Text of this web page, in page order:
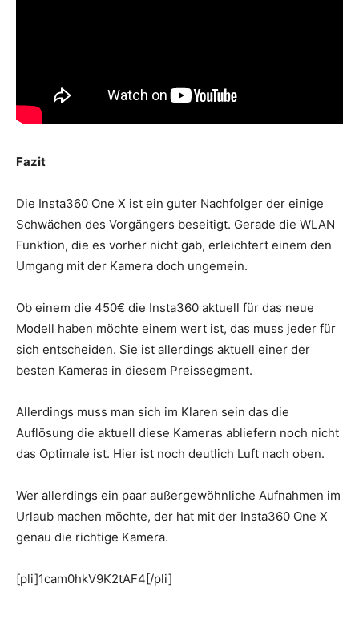
Fazit
Die Insta360 One X ist ein guter Nachfolger der einige
Schwächen des Vorgängers beseitigt. Gerade die WLAN
Funktion, die es vorher nicht gab, erleichtert einem den
Umgang mit der Kamera doch ungemein.
Ob einem die 450€ die Insta360 aktuell für das neue
Modell haben möchte einem wert ist, das muss jeder für
sich entscheiden. Sie ist allerdings aktuell einer der
besten Kameras in diesem Preissegment.
Allerdings muss man sich im Klaren sein das die
Auflösung die aktuell diese Kameras abliefern noch nicht
das Optimale ist. Hier ist noch deutlich Luft nach oben.
Wer allerdings ein paar außergewöhnliche Aufnahmen im
Urlaub machen möchte, der hat mit der Insta360 One X
genau die richtige Kamera.
[pli]1cam0hkV9K2tAF4[/pli]